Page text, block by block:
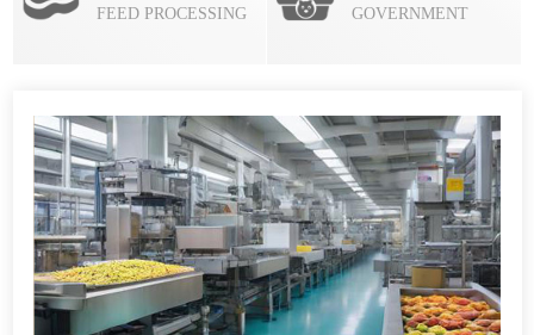
FEED PROCESSING GOVERNMENT